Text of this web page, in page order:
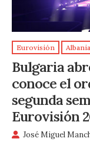
Eurovisión Albania
Bulgaria
conoce el
segunda
Eurovisión
José Miguel